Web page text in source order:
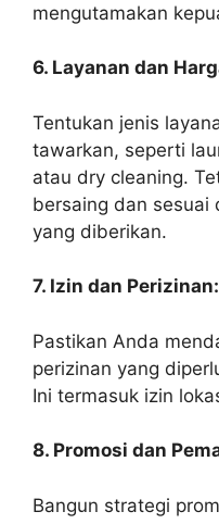
mengutamakan
6. Layanan dan
Tentukan jenis
tawarkan, seperti
atau dry cleaning.
bersaing dan sesuai
yang diberikan.
7. Izin dan Perizinan:
Pastikan Anda
perizinan yang
Ini termasuk izin
8. Promosi dan
Bangun strategi